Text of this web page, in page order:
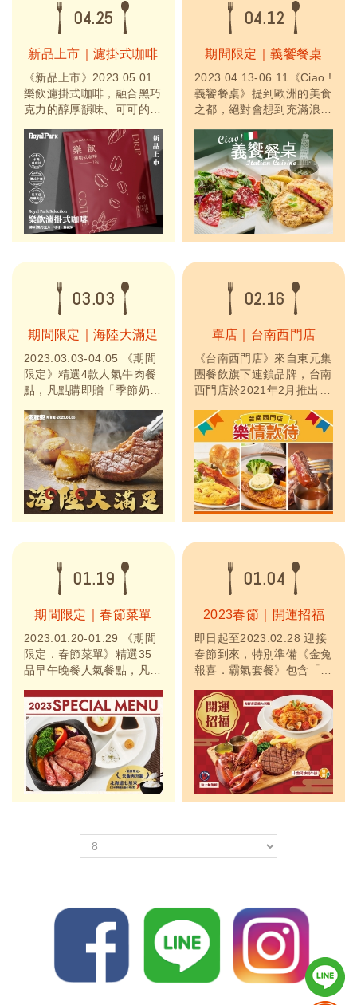
04.25
新品上市｜濾掛式咖啡
《新品上市》2023.05.01
樂飲濾掛式咖啡，融合黑巧
克力的醇厚韻味、可可的香
樂飲咖啡開啟你美好的一
天。
04.12
期間限定｜義饗餐桌
2023.04.13-06.11《Ciao !
義饗餐桌》提到歐洲的美食
之都，絕對會想到充滿浪漫
究食材的新鮮美味，堅持原
味、崇尚自然，烹飪手法保
留了完整的食材營養，能充
分品嚐到天然的美味。除了
眾人皆知的義大利麵、披薩
及義式冰淇淋，其實還有身
為饕客不能不知道的經典料
03.03
期間限定｜海陸大滿足
2023.03.03-04.05 《期間
限定》精選4款人氣牛肉餐
點，凡點購即贈「季節奶
燒牛排御膳」即可加購799
元升級「日本秋田A5黑毛
和牛」。【親子同樂】凡點
購「沙朗牛排三拼豪華套
餐」即可加購99元，享
「派對餐」乙份！（每次最
多兩份；限12歲以下孩
02.16
單店｜台南西門店
《台南西門店》來自東元集
團餐飲旗下連鎖品牌，台南
西門店於2021年2月推出新
調呈現簡約設計感，帶給人
清新明亮的感覺。從早餐到
晚餐超過35款以上餐點，
經典牛排、日式御膳、午茶
甜點等選擇，提供兒童餐
點、飲品無限暢飲，以及不
定時推出季節限定料理，深
01.19
期間限定｜春節菜單
2023.01.20-01.29 《期間
限定．春節菜單》精選35
品早午晚餐人氣餐點，凡點
「北海道七星米」，鮮甜飽
滿、風味清爽，限量販售，
值得品嚐！
01.04
2023春節｜開運招福
即日起至2023.02.28 迎接
春節到來，特別準備《金兔
報喜．霸氣套餐》包含「超
盎司沙朗牛排、海鮮蕃茄義
大利麵，頂級海陸，份量豐
盛，適合2-3人一同享用！
此外，《福兔到．加貝幸
福》精選四款人氣餐點即贈
「北海道3S大干貝(2入)」
乙份。誠心回饋，超值享